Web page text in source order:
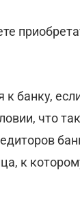
банку,
что
к